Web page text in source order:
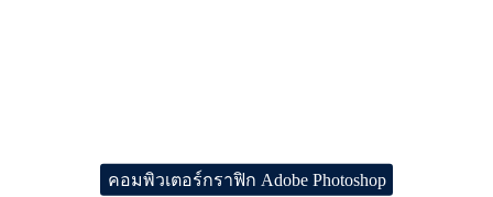
คอมพิวเตอร์กราฟิก Adobe Photoshop